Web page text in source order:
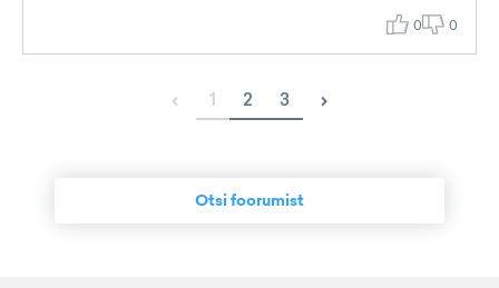
0 0
‹ 1 2 3 ›
Otsi foorumist